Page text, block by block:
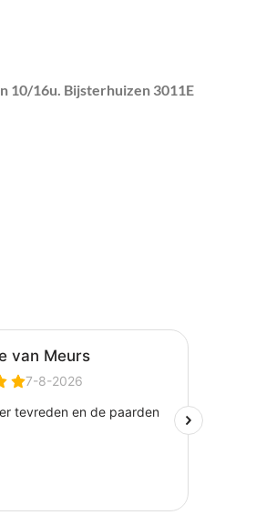
10/16u. Bijsterhuizen 3011E